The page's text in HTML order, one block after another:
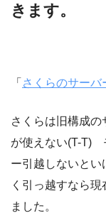
きます。
「 さくらのサーバ
さくらは旧構成
が使えない(T-T)
ー引越しないと
く引っ越すなら
ました。